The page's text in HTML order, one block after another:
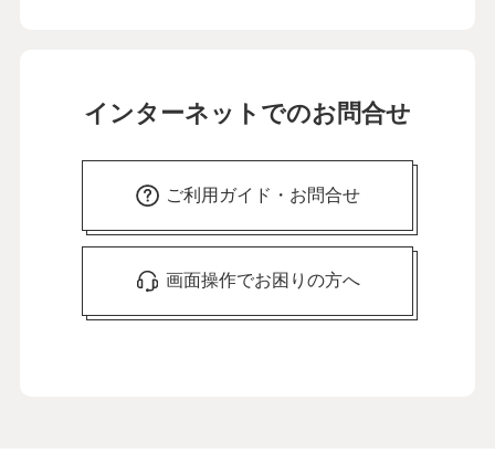
インターネットでのお問合せ
ご利用ガイド・お問合せ
画面操作でお困りの方へ